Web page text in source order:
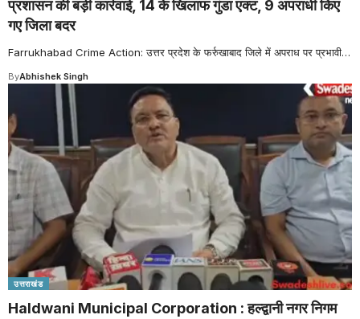
प्रशासन की बड़ी कार्रवाई, 14 के खिलाफ गुंडा एक्ट, 9 अपराधी किए
गए जिला बदर
Farrukhabad Crime Action: उत्तर प्रदेश के फर्रुखाबाद जिले में अपराध पर प्रभावी…
ByAbhishek Singh
उत्तराखंड
Haldwani Municipal Corporation : हल्द्वानी नगर निगम